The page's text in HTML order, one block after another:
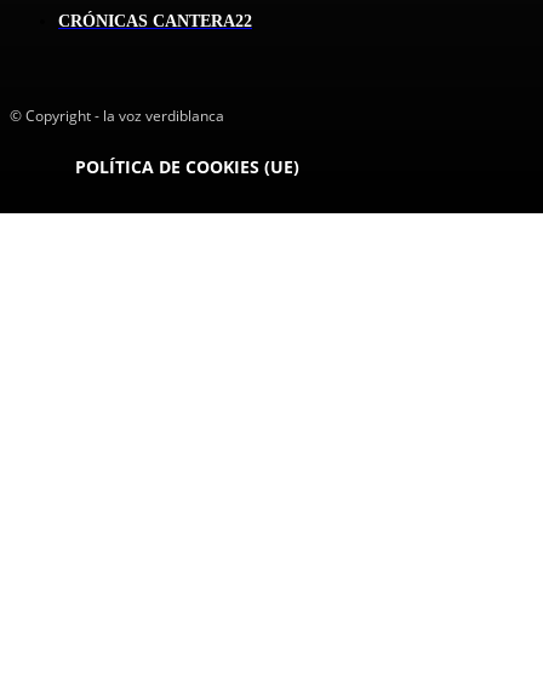
CRÓNICAS CANTERA22
© Copyright - la voz verdiblanca
POLÍTICA DE COOKIES (UE)